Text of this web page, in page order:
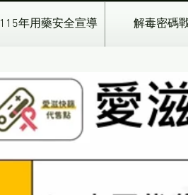
115年用藥安全宣導 解毒密碼